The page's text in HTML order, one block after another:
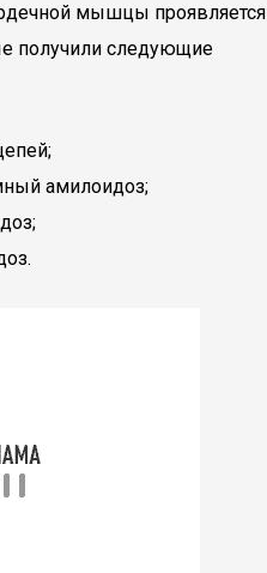
мышцы проявляется
получили следующие
амилоидоз;